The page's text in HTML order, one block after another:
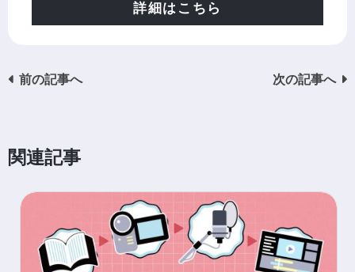
詳細はこちら
前の記事へ 次の記事へ
関連記事